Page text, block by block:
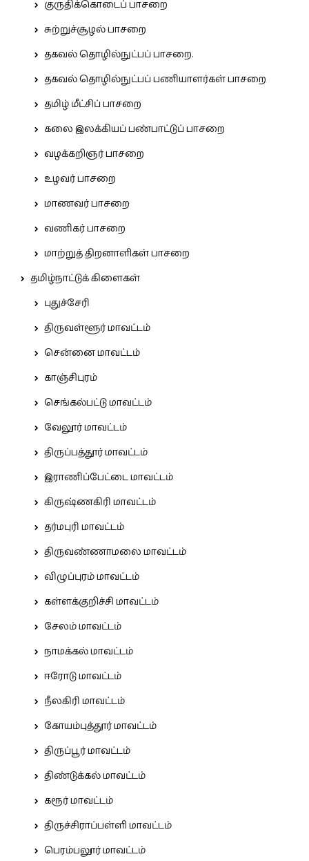
குருதிக்கொடைப் பாசறை
சுற்றுச்சூழல் பாசறை
தகவல் தொழில்நுட்பப் பாசறை.
தகவல் தொழில்நுட்பப் பணியாளர்கள் பாசறை
தமிழ் மீட்சிப் பாசறை
கலை இலக்கியப் பண்பாட்டுப் பாசறை
வழக்கறிஞர் பாசறை
உழவர் பாசறை
மாணவர் பாசறை
வணிகர் பாசறை
மாற்றுத் திறனாளிகள் பாசறை
தமிழ்நாட்டுக் கிளைகள்
புதுச்சேரி
திருவள்ளூர் மாவட்டம்
சென்னை மாவட்டம்
காஞ்சிபுரம்
செங்கல்பட்டு மாவட்டம்
வேலூர் மாவட்டம்
திருப்பத்தூர் மாவட்டம்
இராணிப்பேட்டை மாவட்டம்
கிருஷ்ணகிரி மாவட்டம்
தர்மபுரி மாவட்டம்
திருவண்ணாமலை மாவட்டம்
விழுப்புரம் மாவட்டம்
கள்ளக்குறிச்சி மாவட்டம்
சேலம் மாவட்டம்
நாமக்கல் மாவட்டம்
ஈரோடு மாவட்டம்
நீலகிரி மாவட்டம்
கோயம்புத்தூர் மாவட்டம்
திருப்பூர் மாவட்டம்
திண்டுக்கல் மாவட்டம்
கரூர் மாவட்டம்
திருச்சிராப்பள்ளி மாவட்டம்
பெரம்பலூர் மாவட்டம்